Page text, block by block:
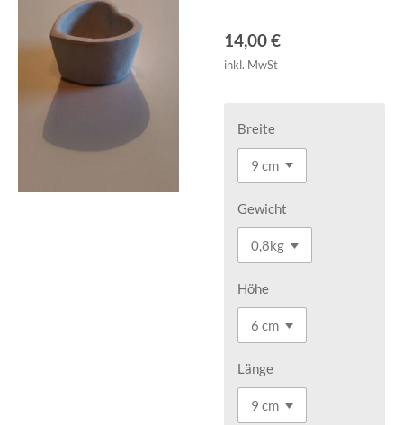
14,00 €
inkl. MwSt
Breite
Gewicht
Höhe
Länge